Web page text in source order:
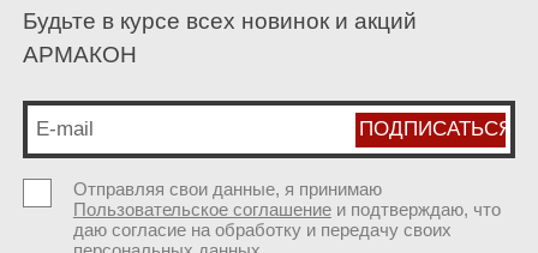
Будьте в курсе всех новинок и акций
АРМАКОН
Отправляя свои данные, я принимаю
Пользовательское соглашениеи подтверждаю, что
даю согласие на обработку и передачу своих